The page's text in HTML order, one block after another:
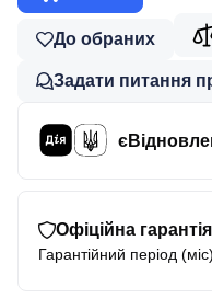
До обраних
Задати питання
Офіційна
Гарантійний період